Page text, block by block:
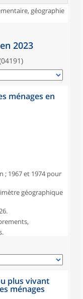
géographie
2023
ménages en
; 1967 et 1974 pour
géographique
plus vivant
ménages